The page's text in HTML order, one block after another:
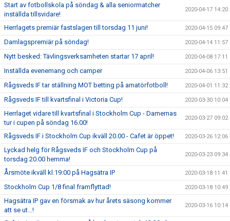
Start av fotbollskola på söndag & alla seniormatcher
inställda tillsvidare!
2020-04-17 14:20
Herrlagets premiär fastslagen till torsdag 11 juni! 2020-04-15 09:47
Damlagspremiär på söndag! 2020-04-14 11:57
Nytt besked: Tävlingsverksamheten startar 17 april! 2020-04-08 17:11
Inställda evenemang och camper 2020-04-06 13:51
Rågsveds IF tar ställning MOT betting på amatörfotboll! 2020-04-01 11:32
Rågsveds IF till kvartsfinal i Victoria Cup! 2020-03-30 10:04
Herrlaget vidare till kvartsfinal i Stockholm Cup - Damernas
tur i cupen på söndag 16.00!
2020-03-27 09:02
Rågsveds IF i Stockholm Cup ikväll 20.00 - Cafet är öppet! 2020-03-26 12:06
Lyckad helg för Rågsveds IF och Stockholm Cup på
torsdag 20.00 hemma!
2020-03-23 09:34
Årsmöte ikväll kl.19:00 på Hagsätra IP 2020-03-18 11:41
Stockholm Cup 1/8 final framflyttad! 2020-03-18 10:49
Hagsätra IP gav en försmak av hur årets säsong kommer
att se ut...!
2020-03-16 10:14